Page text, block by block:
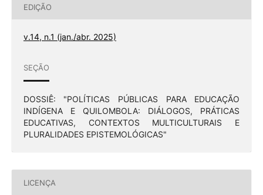
EDIÇÃO
v.14, n.1 (jan./abr. 2025)
SEÇÃO
DOSSIÊ: "POLÍTICAS PÚBLICAS PARA EDUCAÇÃO
INDÍGENA E QUILOMBOLA: DIÁLOGOS, PRÁTICAS
EDUCATIVAS, CONTEXTOS MULTICULTURAIS E
PLURALIDADES EPISTEMOLÓGICAS"
LICENÇA